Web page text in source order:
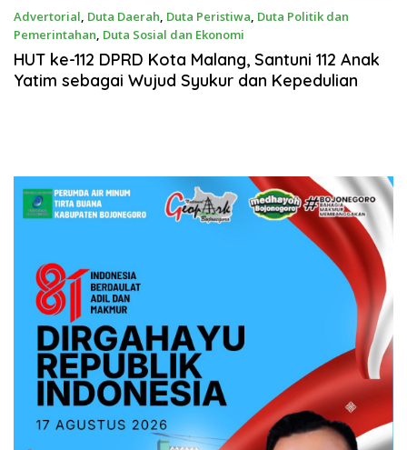
Advertorial, Duta Daerah, Duta Peristiwa, Duta Politik dan
Pemerintahan, Duta Sosial dan Ekonomi
Maret 31, 2026
HUT ke-112 DPRD Kota Malang, Santuni 112 Anak
Yatim sebagai Wujud Syukur dan Kepedulian